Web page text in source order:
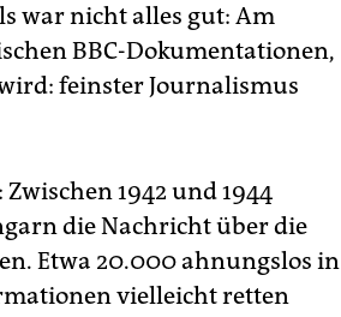
war nicht alles gut: Am
BBC-Dokumentationen,
feinster Journalismus
1942 und 1944
die Nachricht über die
Etwa 20.000 ahnungslos in
vielleicht retten